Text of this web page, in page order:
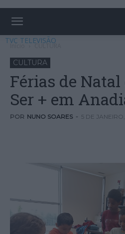
TVC TELEVISÃO
Início CULTURA
CULTURA
Férias de
Ser + em
POR NUNO SOARES - 5 DE